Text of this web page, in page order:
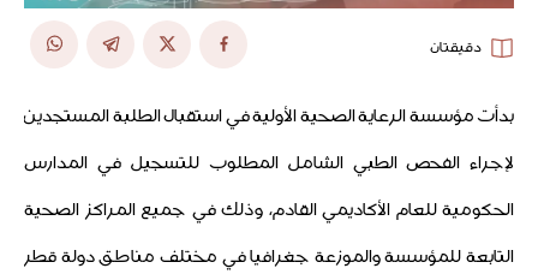
دقيقتان
بدأت مؤسسة الرعاية الصحية الأولية في استقبال الطلبة المستجدين
لإجراء الفحص الطبي الشامل المطلوب للتسجيل في المدارس
الحكومية للعام الأكاديمي القادم، وذلك في جميع المراكز الصحية
التابعة للمؤسسة والموزعة جغرافيا في مختلف مناطق دولة قطر